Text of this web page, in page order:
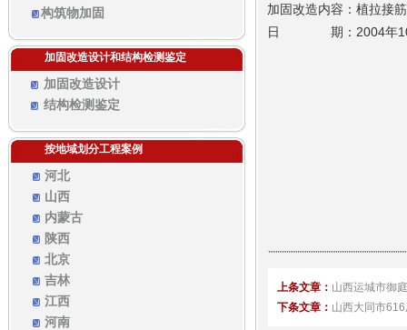
构筑物加固
加固改造设计和结构检测鉴定
加固改造设计
结构检测鉴定
按地域划分工程案例
河北
山西
内蒙古
陕西
北京
吉林
江西
河南
加固改造内容：植拉接
日 期：2004年
上条文章： 山西运城市御
下条文章： 山西大同市